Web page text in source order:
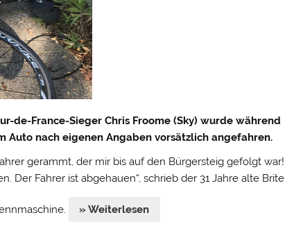
de-France-Sieger Chris Froome (Sky) wurde während
Auto nach eigenen Angaben vorsätzlich angefahren.
gerammt, der mir bis auf den Bürgersteig gefolgt war!
Der Fahrer ist abgehauen“, schrieb der 31 Jahre alte Brite
» Weiterlesen